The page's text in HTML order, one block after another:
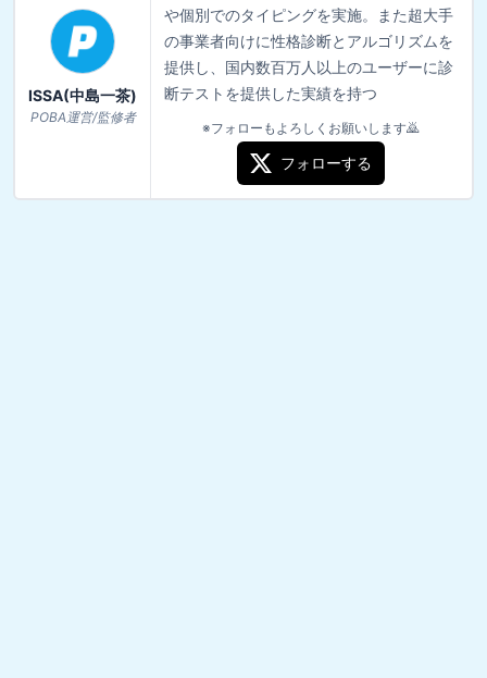
ISSA(中島一茶)
POBA運営/監修者
や個別でのタイピングを実施。また超大手
の事業者向けに性格診断とアルゴリズムを
提供し、国内数百万人以上のユーザーに診
断テストを提供した実績を持つ
※フォローもよろしくお願いします🙇
フォローする